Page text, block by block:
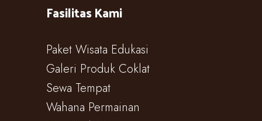
Fasilitas Kami
Paket Wisata Edukasi
Galeri Produk Coklat
Sewa Tempat
Wahana Permainan